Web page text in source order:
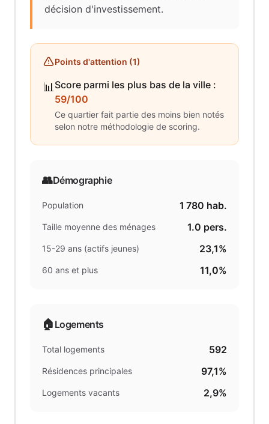
décision d'investissement.
Points d'attention (1)
📊Score parmi les plus bas de la ville :
59/100
Ce quartier fait partie des moins bien notés
selon notre méthodologie de scoring.
👥Démographie
Population 1 780 hab.
Taille moyenne des ménages 1.0 pers.
15-29 ans (actifs jeunes) 23,1%
60 ans et plus 11,0%
🏠 Logements
Total logements 592
Résidences principales 97,1%
Logements vacants 2,9%